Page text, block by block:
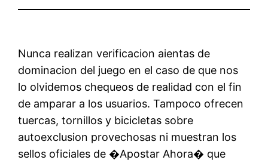
Nunca realizan verificacion aientas de
dominacion del juego en el caso de que nos
lo olvidemos chequeos de realidad con el fin
de amparar a los usuarios. Tampoco ofrecen
tuercas, tornillos y bicicletas sobre
autoexclusion provechosas ni muestran los
sellos oficiales de �Apostar Ahora� que